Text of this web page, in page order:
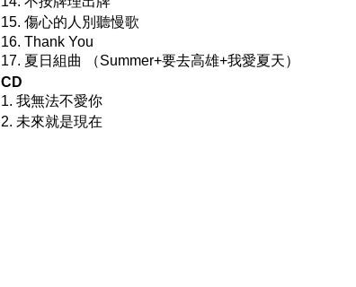
15. 傷心的人別聽慢歌
16. Thank You
17. 夏日組曲 （Summer+要去高雄+我愛夏天）
CD
1. 我無法不愛你
2. 未來就是現在